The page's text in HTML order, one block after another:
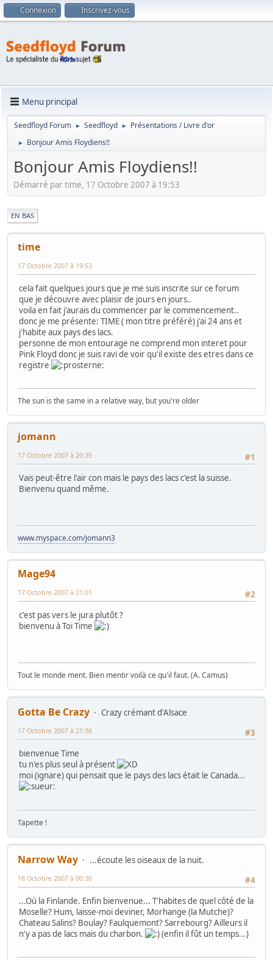
Connexion Inscrivez-vous
Menu principal
Seedfloyd Forum ► Seedfloyd ► Présentations / Livre d'or
► Bonjour Amis Floydiens!!
Bonjour Amis Floydiens!!
Démarré par time, 17 Octobre 2007 à 19:53
EN BAS
time
17 Octobre 2007 à 19:53
cela fait quelques jours que je me suis inscrite sur ce forum
que je découvre avec plaisir de jours en jours..
voila en fait j'aurais du commencer par le commencement..
donc je me présente: TIME ( mon titre préféré) j'ai 24 ans et
j'habite aux pays des lacs.
personne de mon entourage ne comprend mon interet pour
Pink Floyd donc je suis ravi de voir qu'il existe des etres dans ce
registre
The sun is the same in a relative way, but you're older
jomann
#1
17 Octobre 2007 à 20:35
Vais peut-être l'air con mais le pays des lacs c'est la suisse.
Bienvenu quand même.
www.myspace.com/jomann3
Mage94
#2
17 Octobre 2007 à 21:01
c'est pas vers le jura plutôt ?
bienvenu à Toi Time
Tout le monde ment. Bien mentir voilà ce qu'il faut. (A. Camus)
Gotta Be Crazy
Crazy crémant d'Alsace
#3
17 Octobre 2007 à 21:36
bienvenue Time
tu n'es plus seul à présent
moi (ignare) qui pensait que le pays des lacs était le Canada...
Tapette !
Narrow Way
...écoute les oiseaux de la nuit.
#4
18 Octobre 2007 à 00:30
...Où la Finlande. Enfin bienvenue... T'habites de quel côté de la
Moselle? Hum, laisse-moi deviner, Morhange (la Mutche)?
Chateau Salins? Boulay? Faulquemont? Sarrebourg? Ailleurs il
n'y a pas de lacs mais du charbon.
(enfin il fût un temps...)